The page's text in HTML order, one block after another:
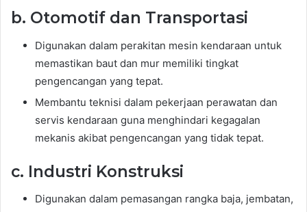
b. Otomotif dan Transportasi
Digunakan dalam perakitan mesin kendaraan untuk
memastikan baut dan mur memiliki tingkat
pengencangan yang tepat.
Membantu teknisi dalam pekerjaan perawatan dan
servis kendaraan guna menghindari kegagalan
mekanis akibat pengencangan yang tidak tepat.
c. Industri Konstruksi
Digunakan dalam pemasangan rangka baja, jembatan,